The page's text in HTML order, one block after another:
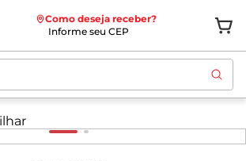
Como deseja receber?
Informe seu CEP